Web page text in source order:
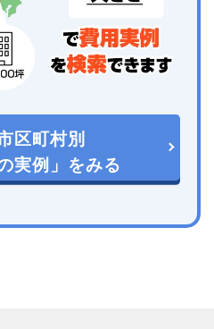
区町村別
実例」をみる